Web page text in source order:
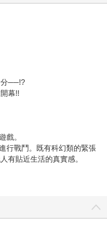
分──!?
幕!!
戲。
行戰鬥。既有科幻類的緊張
有貼近生活的真實感。